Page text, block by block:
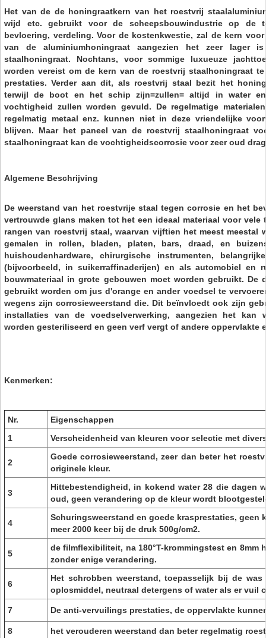
Het van de de honingraatkern van het roestvrij
wijd etc. gebruikt voor de scheepsbouwindustrie op de
bevloering, verdeling. Voor de kostenkwestie, zal de kern
van de aluminiumhoningraat aangezien het zeer
staalhoningraat. Nochtans, voor sommige luxueuze
worden vereist om de kern van de roestvrij staalhoningraat
prestaties. Verder aan dit, als roestvrij staal bezit het
terwijl de boot en het schip zijn=zullen= altijd in water
vochtigheid zullen worden gevuld. De regelmatige
regelmatig metaal enz. kunnen niet in deze vriendelijke
blijven. Maar het paneel van de roestvrij staalhoningraat
staalhoningraat kan de vochtigheidscorrosie voor zeer oud
Algemene Beschrijving
De weerstand van het roestvrije staal tegen corrosie en het
vertrouwde glans maken tot het een ideaal materiaal voor vele
rangen van roestvrij staal, waarvan vijftien het meest meestal
gemalen in rollen, bladen, platen, bars, draad, en
huishoudenhardware, chirurgische instrumenten,
(bijvoorbeeld, in suikerraffinaderijen) en als automobiel en
bouwmateriaal in grote gebouwen moet worden gebruikt. De
gebruikt worden om jus d'orange en ander voedsel te
wegens zijn corrosieweerstand die. Dit beïnvloedt ook zijn
installaties van de voedselverwerking, aangezien het kan
worden gesteriliseerd en geen verf vergt of andere oppervlakte
Kenmerken:
Nr.
Eigenschappen
1
Verscheidenheid van kleuren voor selectie met
2
Goede corrosieweerstand, zeer dan beter het
originele kleur.
3
Hittebestendigheid, in kokend water 28 die dagen
oud, geen verandering op de kleur wordt
4
Schuringsweerstand en goede krasprestaties, geen
meer 2000 keer bij de druk 500g/cm2.
5
de filmflexibiliteit, na 180°T-krommingstest en 8mm
zonder enige verandering.
6
Het schrobben weerstand, toepasselijk bij de
oplosmiddel, neutraal detergens of water als er vuil
7 De anti-vervuilings prestaties, de oppervlakte
8 het verouderen weerstand dan beter regelmatig